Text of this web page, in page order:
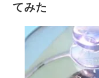
てみた